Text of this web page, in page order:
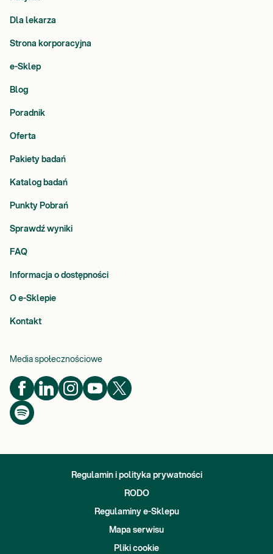
Dla lekarza
Strona korporacyjna
e-Sklep
Blog
Poradnik
Oferta
Pakiety badań
Katalog badań
Punkty Pobrań
Sprawdź wyniki
FAQ
Informacja o dostępności
O e-Sklepie
Kontakt
Media społecznościowe
Regulamin i polityka prywatności
RODO
Regulaminy e-Sklepu
Mapa serwisu
Pliki cookie